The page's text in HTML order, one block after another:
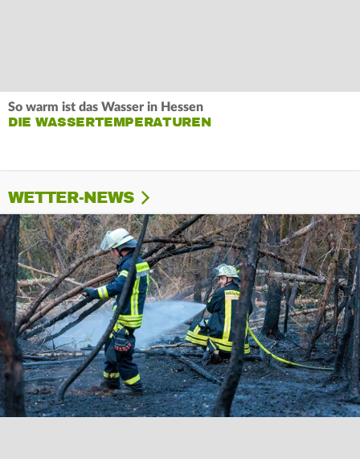
So warm ist das Wasser in Hessen
DIE WASSERTEMPERATUREN
WETTER-NEWS